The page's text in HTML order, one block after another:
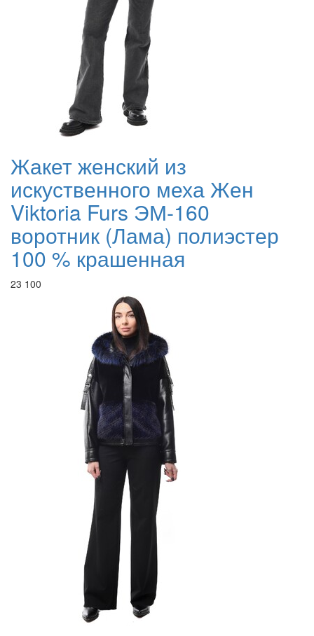
Жакет женский из
искуственного меха Жен
Viktoria Furs ЭМ-160
воротник (Лама) полиэстер
100 % крашенная
23 100